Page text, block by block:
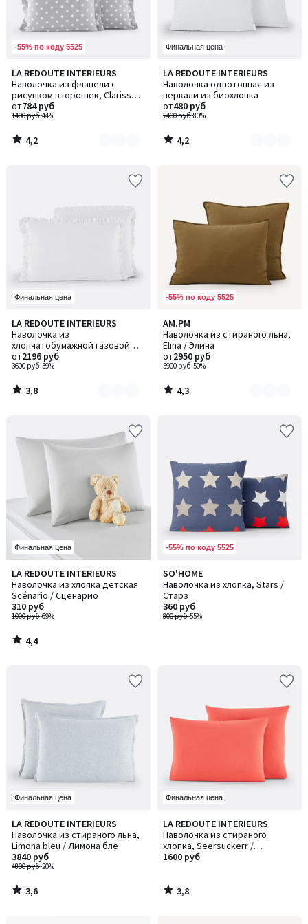
-55% по коду 5525
LA REDOUTE INTERIEURS
Наволочка из фланели с
рисунком в горошек, Clarisse /
Кларисс
1400 руб-44%
от784 руб
4,2
/ 5
Количество
цветов:
2
4,2
/
Финальная цена
LA REDOUTE INTERIEURS
Наволочка однотонная из
перкали из биохлопка
2400 руб-80%
от480 руб
4,2
/ 5
Количество
цветов:
3
4,2
/
Финальная цена
LA REDOUTE INTERIEURS
Наволочка из
хлопчатобумажной газовой
ткани с воланом, Kumla / Кумла
3600 руб-39%
от2196 руб
3,8
/ 5
Количество
цветов:
6
3,8
/
-55% по коду 5525
AM.PM
Наволочка из стираного льна,
Elina / Элина
5900 руб-50%
от2950 руб
4,3
/ 5
Количество
цветов:
2
4,3
/
Финальная цена
LA REDOUTE INTERIEURS
Наволочка из хлопка детская
Scénario / Сценарио
1000 руб-69%
310 руб
4,4
/ 5
4,4
/
-55% по коду 5525
SO'HOME
Наволочка из хлопка, Stars /
Старз
800 руб-55%
360 руб
Финальная цена
LA REDOUTE INTERIEURS
Наволочка из стираного льна,
Limona bleu / Лимона бле
4800 руб-20%
3840 руб
3,6
/ 5
3,6
/
Финальная цена
LA REDOUTE INTERIEURS
Наволочка из стираного
хлопка, Seersuckerr /
Сирсакер
1600 руб
3,8
/ 5
3,8
/